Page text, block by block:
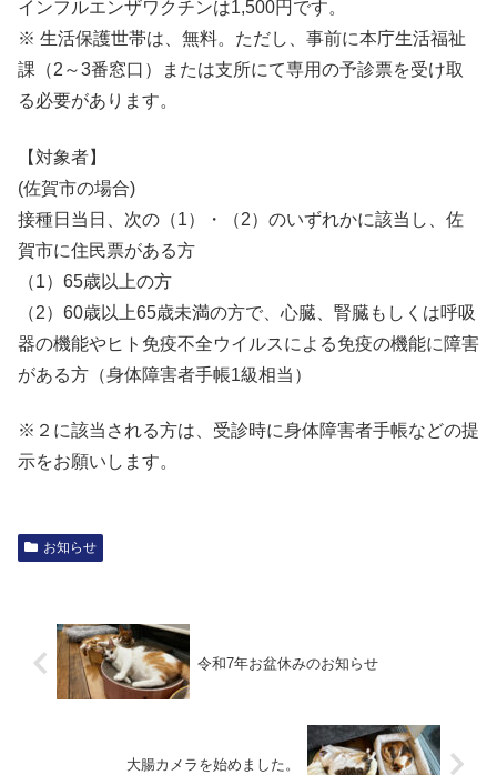
インフルエンザワクチンは1,500円です。
※ 生活保護世帯は、無料。ただし、事前に本庁生活福祉
課（2～3番窓口）または支所にて専用の予診票を受け取
る必要があります。
【対象者】
(佐賀市の場合)
接種日当日、次の（1）・（2）のいずれかに該当し、佐
賀市に住民票がある方
（1）65歳以上の方
（2）60歳以上65歳未満の方で、心臓、腎臓もしくは呼吸
器の機能やヒト免疫不全ウイルスによる免疫の機能に障害
がある方（身体障害者手帳1級相当）
※２に該当される方は、受診時に身体障害者手帳などの提
示をお願いします。
お知らせ
令和7年お盆休みのお知らせ
大腸カメラを始めました。